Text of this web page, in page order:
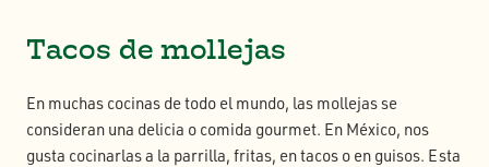
Tacos de mollejas
En muchas cocinas de todo el mundo, las mollejas se
consideran una delicia o comida gourmet. En México, nos
gusta cocinarlas a la parrilla, fritas, en tacos o en guisos. Esta